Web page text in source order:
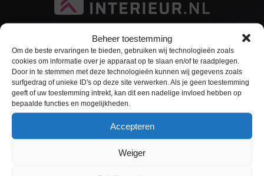
Beheer toestemming
Om de beste ervaringen te bieden, gebruiken wij technologieën zoals
cookies om informatie over je apparaat op te slaan en/of te raadplegen.
Door in te stemmen met deze technologieën kunnen wij gegevens zoals
surfgedrag of unieke ID's op deze site verwerken. Als je geen toestemming
geeft of uw toestemming intrekt, kan dit een nadelige invloed hebben op
bepaalde functies en mogelijkheden.
Accepteren
Weiger
Sitemap
Home
Interieurfolie